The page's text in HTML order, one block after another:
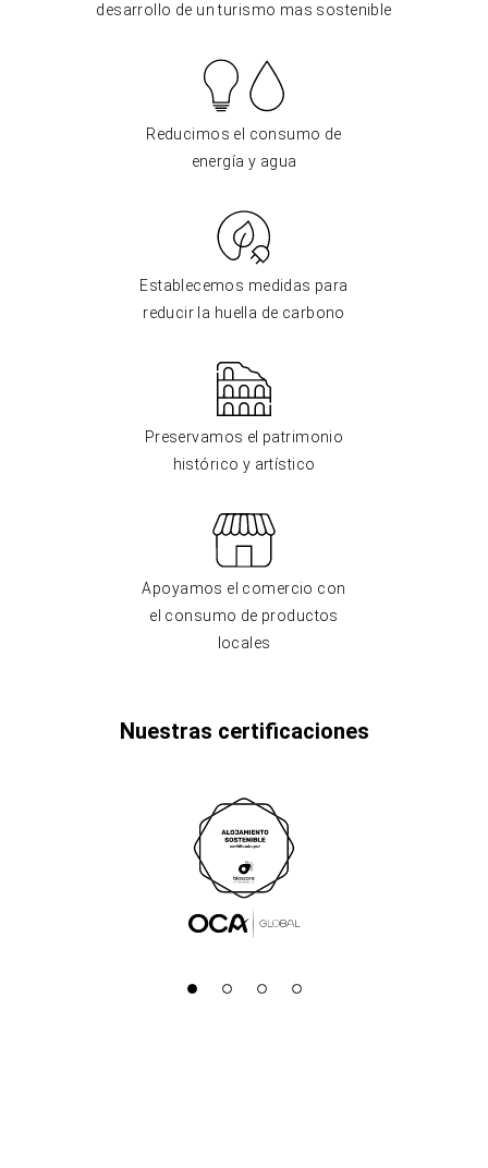
desarrollo de un turismo mas sostenible
Reducimos el consumo de
energía y agua
Establecemos medidas para
reducir la huella de carbono
Preservamos el patrimonio
histórico y artístico
Apoyamos el comercio con
el consumo de productos
locales
Nuestras certificaciones